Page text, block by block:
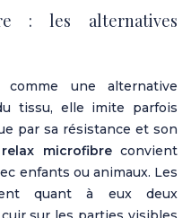
: les alternatives
une alternative
tissu, elle imite parfois
par sa résistance et son
microfibreconvient
enfants ou animaux. Les
quant à eux deux